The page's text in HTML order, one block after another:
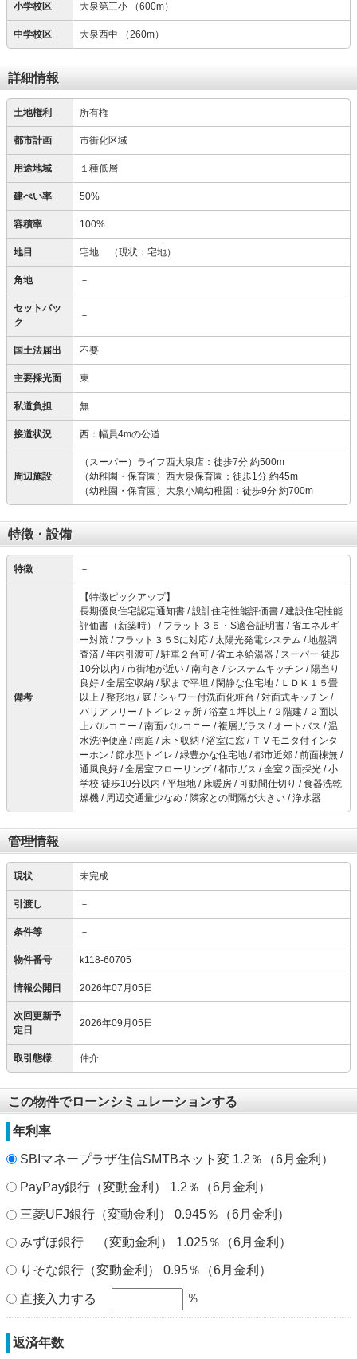
小学校区 大泉第三小 （600m）
中学校区 大泉西中 （260m）
詳細情報
土地権利 所有権
都市計画 市街化区域
用途地域 １種低層
建ぺい率 50%
容積率 100%
地目 宅地 （現状：宅地）
角地 －
セットバッ
ク
－
国土法届出 不要
主要採光面 東
私道負担 無
接道状況 西：幅員4mの公道
周辺施設
（スーパー）ライフ西大泉店：徒歩7分 約500m
（幼稚園・保育園）西大泉保育園：徒歩1分 約45m
（幼稚園・保育園）大泉小鳩幼稚園：徒歩9分 約700m
特徴・設備
特徴 －
備考
【特徴ピックアップ】
長期優良住宅認定通知書 / 設計住宅性能評価書 / 建設住宅性能
評価書（新築時） / フラット３５・S適合証明書 / 省エネルギ
ー対策 / フラット３５Sに対応 / 太陽光発電システム / 地盤調
査済 / 年内引渡可 / 駐車２台可 / 省エネ給湯器 / スーパー 徒歩
10分以内 / 市街地が近い / 南向き / システムキッチン / 陽当り
良好 / 全居室収納 / 駅まで平坦 / 閑静な住宅地 / ＬＤＫ１５畳
以上 / 整形地 / 庭 / シャワー付洗面化粧台 / 対面式キッチン /
バリアフリー / トイレ２ヶ所 / 浴室１坪以上 / ２階建 / ２面以
上バルコニー / 南面バルコニー / 複層ガラス / オートバス / 温
水洗浄便座 / 南庭 / 床下収納 / 浴室に窓 / ＴＶモニタ付インタ
ーホン / 節水型トイレ / 緑豊かな住宅地 / 都市近郊 / 前面棟無 /
通風良好 / 全居室フローリング / 都市ガス / 全室２面採光 / 小
学校 徒歩10分以内 / 平坦地 / 床暖房 / 可動間仕切り / 食器洗乾
燥機 / 周辺交通量少なめ / 隣家との間隔が大きい / 浄水器
管理情報
現状 未完成
引渡し －
条件等 －
物件番号 k118-60705
情報公開日 2026年07月05日
次回更新予
定日
2026年09月05日
取引態様 仲介
この物件でローンシミュレーションする
年利率
SBIマネープラザ住信SMTBネット変 1.2％（6月金利）
PayPay銀行（変動金利） 1.2％（6月金利）
三菱UFJ銀行（変動金利） 0.945％（6月金利）
みずほ銀行 （変動金利） 1.025％（6月金利）
りそな銀行（変動金利） 0.95％（6月金利）
直接入力する ％
返済年数